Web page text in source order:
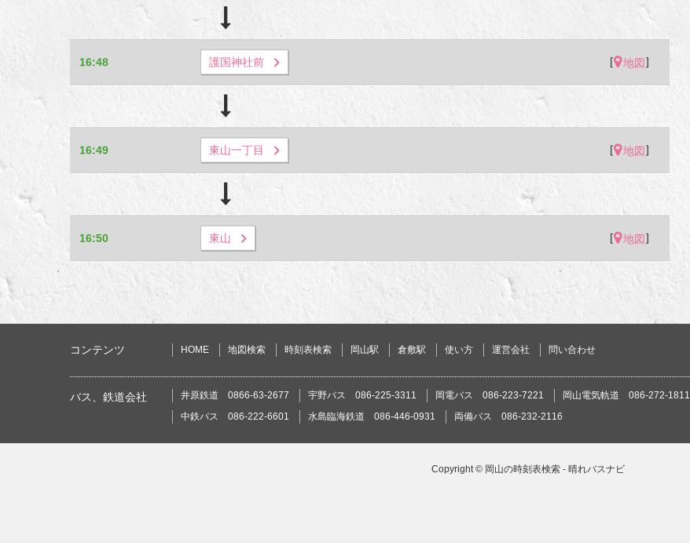
16:48 護国神社前 [ 地図]
16:49 東山一丁目 [ 地図]
16:50 東山 [ 地図]
コンテンツ HOME 地図検索 時刻表検索 岡山駅 倉敷駅 使い方 運営会社
問い合わせ
バス、鉄道会社 井原鉄道 0866-63-2677 宇野バス 086-225-3311 岡電バス 086-223-7221 岡山電気軌道 086-272-1811
中鉄バス 086-222-6601
水島臨海鉄道 086-446-0931 両備バス 086-232-2116
Copyright © 岡山の時刻表検索 - 晴れバスナビ